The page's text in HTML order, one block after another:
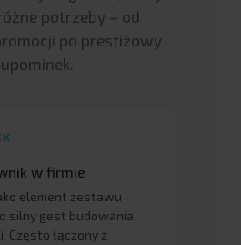
potrzeby – od
po prestiżowy
upominek.
w firmie
element zestawu
silny gest budowania
Często łączony z